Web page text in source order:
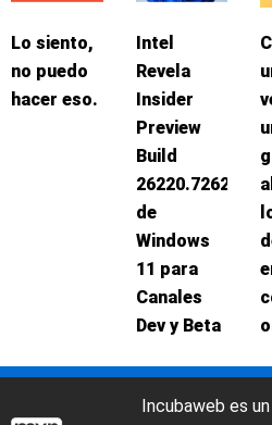
Lo siento,
no puedo
hacer eso.
Intel
Revela
Insider
Preview
Build
26220.7262
de
Windows
11 para
Canales
Dev y Beta
Incubaweb es